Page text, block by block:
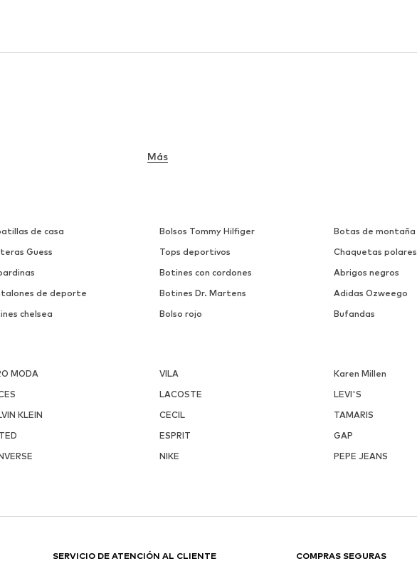
de casa Bolsos Tommy Hilfiger
Botas de montaña
Guess Tops deportivos
Chaquetas polares
Botines con cordones
Abrigos negros
de deporte Botines Dr. Martens
Adidas Ozweego
chelsea Bolso rojo Bufandas
MODA VILA
Karen Millen
LACOSTE
LEVI'S
KLEIN CECIL
TAMARIS
ESPRIT
GAP
NIKE PEPE JEANS
SERVICIO DE ATENCIÓN AL CLIENTE COMPRAS SEGURAS
Más